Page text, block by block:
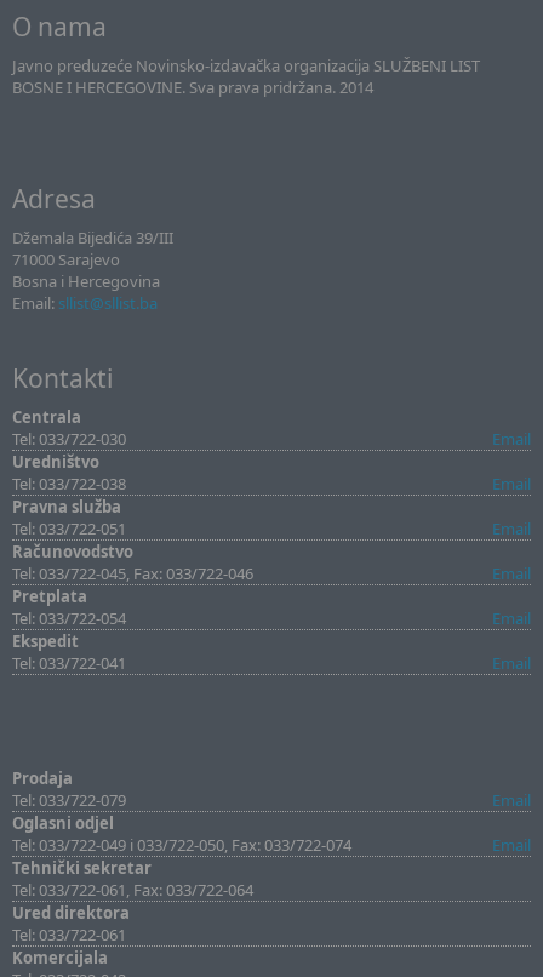
O nama
Javno preduzeće Novinsko-izdavačka organizacija SLUŽBENI LIST
BOSNE I HERCEGOVINE. Sva prava pridržana. 2014
Adresa
Džemala Bijedića 39/III
71000 Sarajevo
Bosna i Hercegovina
Email: sllist@sllist.ba
Kontakti
Centrala
Tel: 033/722-030
Email
Uredništvo
Tel: 033/722-038
Email
Pravna služba
Tel: 033/722-051
Email
Računovodstvo
Tel: 033/722-045, Fax: 033/722-046
Email
Pretplata
Tel: 033/722-054
Email
Ekspedit
Tel: 033/722-041
Email
Prodaja
Tel: 033/722-079
Email
Oglasni odjel
Tel: 033/722-049 i 033/722-050, Fax: 033/722-074
Email
Tehnički sekretar
Tel: 033/722-061, Fax: 033/722-064
Ured direktora
Tel: 033/722-061
Komercijala